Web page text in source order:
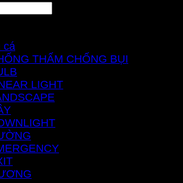
cá
THẤM CHỐNG BỤI
LIGHT